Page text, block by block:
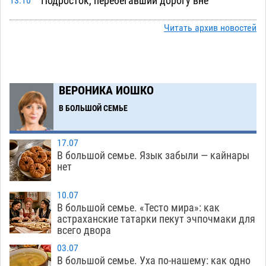
08.08 526
08.08 343
10:51
Фаворитская ноша: астраханские
гандболисты крупно проиграли пермякам
09:00
Лидеры чеченской диаспоры в Астрахани
осудили выходку молодого лихача с улицы
Никольской
18:00
Завтра астраханцы проведут день в режиме
экстремальной температурной нагрузки
Читать архив новостей
ВЕРОНИКА ИОШКО
В БОЛЬШОЙ СЕМЬЕ
17.07
В большой семье. Язык забыли — кайнары
нет
10.07
В большой семье. «Тесто мира»: как
астраханские татарки пекут эчпочмаки для
всего двора
03.07
В большой семье. Уха по-нашему: как одно